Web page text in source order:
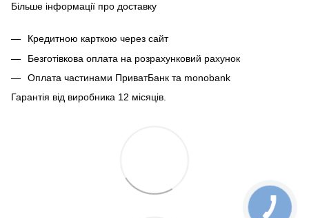
Більше інформації про доставку
Кредитною карткою через сайт
Безготівкова оплата на розрахунковий рахунок
Оплата частинами ПриватБанк та monobank
Гарантія від виробника 12 місяців.